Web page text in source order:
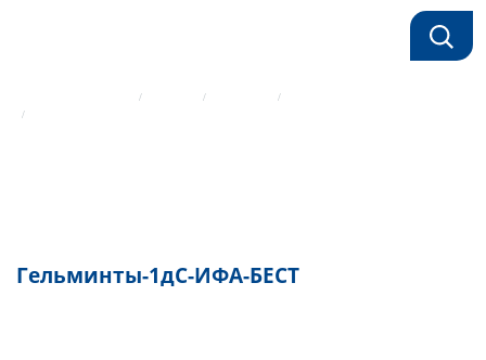
Гельминты-1дС-ИФА-БЕСТ